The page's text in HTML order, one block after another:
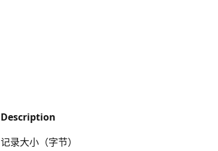
Description
记录大小（字节）